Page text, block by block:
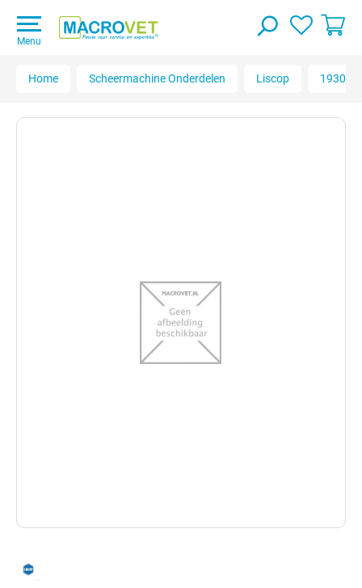
Menu
Home Scheermachine Onderdelen Liscop